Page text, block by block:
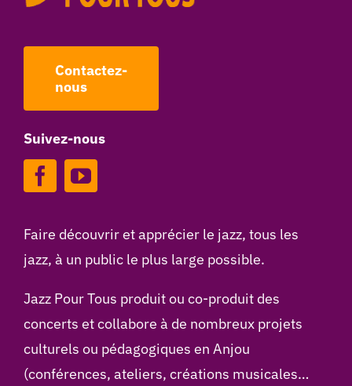
Contactez-
nous
Suivez-nous
Faire découvrir et apprécier le jazz, tous les
jazz, à un public le plus large possible.
Jazz Pour Tous produit ou co-produit des
concerts et collabore à de nombreux projets
culturels ou pédagogiques en Anjou
(conférences, ateliers, créations musicales…